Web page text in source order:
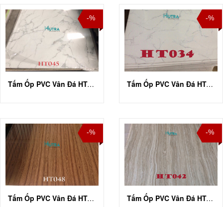
-%
Tấm Ốp PVC Vân Đá HT-A045
-%
Tấm Ốp PVC Vân Đá HT-A034
-%
Tấm Ốp PVC Vân Đá HT-A048
-%
Tấm Ốp PVC Vân Đá HT-A042